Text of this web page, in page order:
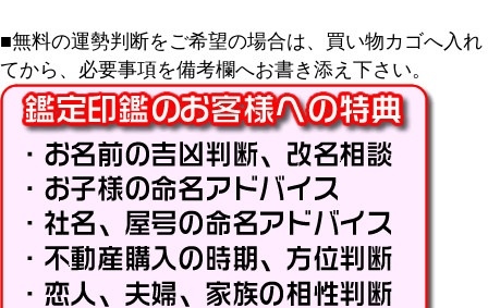
■無料の運勢判断をご希望の場合は、買い物カゴへ入れ
てから、必要事項を備考欄へお書き添え下さい。
キーワード
価格
〜